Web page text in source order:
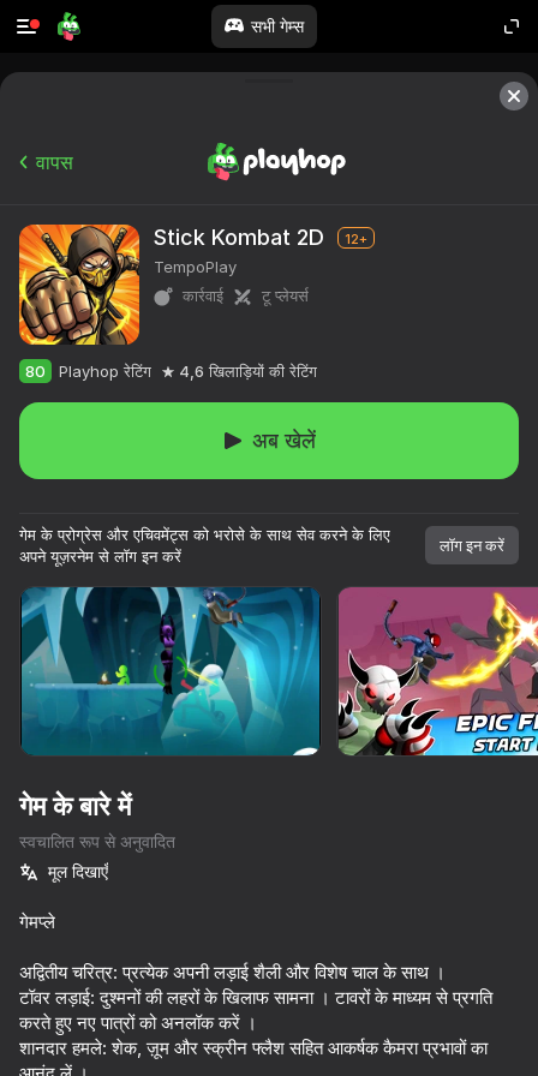
सभी गेम्स
डिवाइस घुमाएँ
यह गेम केवल लैंडस्केप
ओरिएंटेशन का समर्थन करता है
प्ले
Loot Miner: Cyber Wasteland Battle of the red and blue agents
77
Slap Aura
DTA 6
वापस
Stick Kombat 2D 12+
TempoPlay
कार्रवाई
टू प्लेयर्स
80 Playhop रेटिंग 4,6 खिलाड़ियों की रेटिंग
अब खेलें
गेम के प्रोग्रेस और एचिवमेंट्स को भरोसे के साथ सेव करने के लिए
अपने यूज़रनेम से लॉग इन करें
लॉग इन करें
गेम के बारे में
स्वचालित रूप से अनुवादित
मूल दिखाएँ
गेमप्ले
अद्वितीय चरित्र: प्रत्येक अपनी लड़ाई शैली और विशेष चाल के साथ ।
टॉवर लड़ाई: दुश्मनों की लहरों के खिलाफ सामना । टावरों के माध्यम से प्रगति
करते हुए नए पात्रों को अनलॉक करें ।
शानदार हमले: शेक, ज़ूम और स्क्रीन फ्लैश सहित आकर्षक कैमरा प्रभावों का